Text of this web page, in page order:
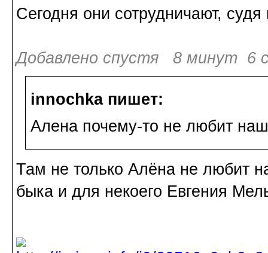
Сегодня они сотрудничают,
Добавлено спустя 8 минут 6
innochka пишет:
Алена почему-то не любит
Там не только Алёна не любит
быка и для некоего Евгения